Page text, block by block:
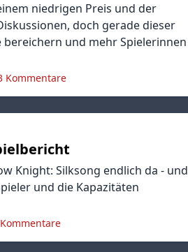
niedrigen Preis und der
doch gerade dieser
und mehr Spielerinnen
Kommentare
Knight: Silksong endlich da - und
und die Kapazitäten
Kommentare